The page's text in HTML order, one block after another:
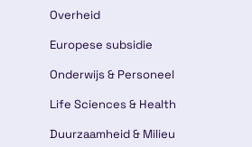
Overheid
Europese subsidie
Onderwijs & Personeel
Life Sciences & Health
Duurzaamheid & Milieu